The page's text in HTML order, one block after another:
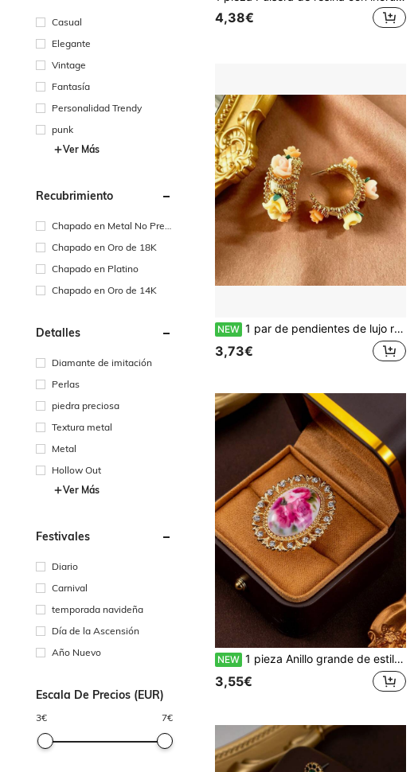
Casual
Elegante
Vintage
Fantasía
Personalidad Trendy
punk
Ver Más
Recubrimiento
Chapado en Metal No Preci
Chapado en Oro de 18K
Chapado en Platino
Chapado en Oro de 14K
Detalles
Diamante de imitación
Perlas
piedra preciosa
Textura metal
Metal
Hollow Out
Ver Más
Festivales
Diario
Carnival
temporada navideña
Día de la Ascensión
Año Nuevo
Escala De Precios (EUR)
3€ 7€
4,38€
NEW 1 par de pendientes de lujo retro y románticos con elemento metálico tallado, con incrustaciones florales y lunares, adecuados para uso diario, vacaciones, fiestas y días festivos de las mujeres
3,73€
NEW 1 pieza Anillo grande de estilo palacio exagerado con trabajo pesado, elegante, lujoso, vintage, con estampado floral geométrico ovalado y adornado con strass
3,55€